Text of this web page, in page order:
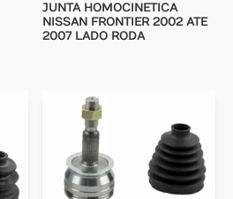
JUNTA HOMOCINETICA
NISSAN FRONTIER 2002 ATE
2007 LADO RODA